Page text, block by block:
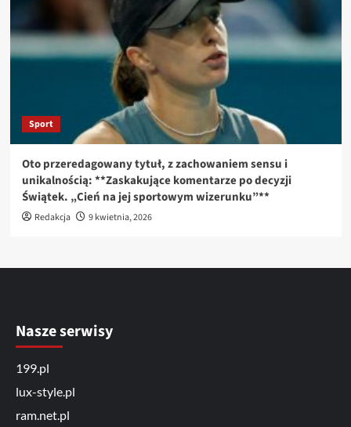
Sport
Oto przeredagowany tytuł, z zachowaniem sensu i
unikalnością: **Zaskakujące komentarze po decyzji
Świątek. „Cień na jej sportowym wizerunku”**
Redakcja 9 kwietnia, 2026
Nasze serwisy
199.pl
lux-style.pl
ram.net.pl